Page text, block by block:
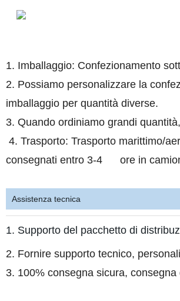
1. Imballaggio: Confezionamento
2. Possiamo personalizzare la
imballaggio per quantità diverse.
3. Quando ordiniamo grandi
4. Trasporto: Trasporto marittimo/
consegnati entro 3-4 ore in
Assistenza tecnica
1. Supporto del pacchetto di
2. Fornire supporto tecnico,
3. 100% consegna sicura,